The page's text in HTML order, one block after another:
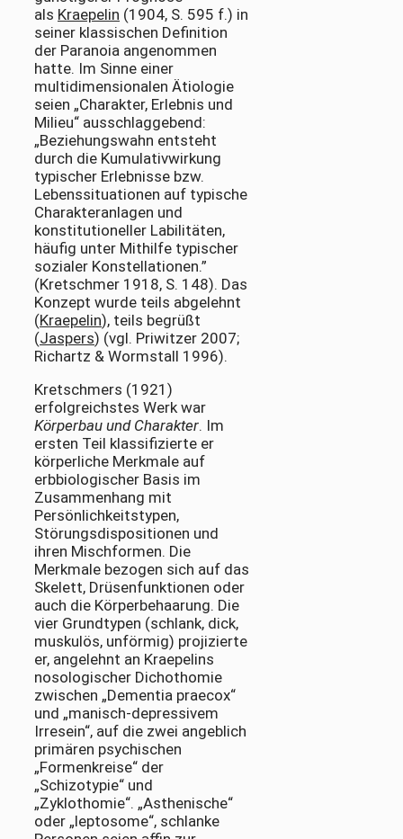
als Kraepelin (1904, S. 595 f.) in
seiner klassischen Definition
der Paranoia angenommen
hatte. Im Sinne einer
multidimensionalen Ätiologie
seien „Charakter, Erlebnis und
Milieu“ ausschlaggebend:
„Beziehungswahn entsteht
durch die Kumulativwirkung
typischer Erlebnisse bzw.
Lebenssituationen auf typische
Charakteranlagen und
konstitutioneller Labilitäten,
häufig unter Mithilfe typischer
sozialer Konstellationen.”
(Kretschmer 1918, S. 148). Das
Konzept wurde teils abgelehnt
(Kraepelin), teils begrüßt
(Jaspers) (vgl. Priwitzer 2007;
Richartz & Wormstall 1996).
Kretschmers (1921)
erfolgreichstes Werk war
Körperbau und Charakter. Im
ersten Teil klassifizierte er
körperliche Merkmale auf
erbbiologischer Basis im
Zusammenhang mit
Persönlichkeitstypen,
Störungsdispositionen und
ihren Mischformen. Die
Merkmale bezogen sich auf das
Skelett, Drüsenfunktionen oder
auch die Körperbehaarung. Die
vier Grundtypen (schlank, dick,
muskulös, unförmig) projizierte
er, angelehnt an Kraepelins
nosologischer Dichothomie
zwischen „Dementia praecox“
und „manisch-depressivem
Irresein“, auf die zwei angeblich
primären psychischen
„Formenkreise“ der
„Schizotypie“ und
„Zyklothomie“. „Asthenische“
oder „leptosome“, schlanke